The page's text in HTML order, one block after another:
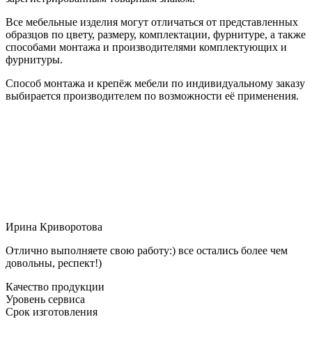
Все мебельные изделия могут отличаться от представленных
образцов по цвету, размеру, комплектации, фурнитуре, а также
способами монтажа и производителями комплектующих и
фурнитуры.
Способ монтажа и крепёж мебели по индивидуальному заказу
выбирается производителем по возможности её применения.
Ирина Криворотова
Отлично выполняете свою работу:) все остались более чем
довольны, респект!)
Качество продукции
Уровень сервиса
Срок изготовления